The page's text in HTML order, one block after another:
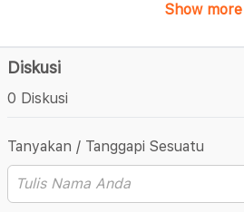
Show more
Diskusi
0 Diskusi
Tanyakan / Tanggapi Sesuatu